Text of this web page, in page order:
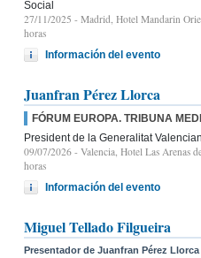
Social
27/11/2025 - Madrid, Hotel Mandarin
horas
Información del evento
Juanfran Pérez Llorca
FÓRUM EUROPA. TRIBUNA
President de la Generalitat
09/07/2026 - Valencia, Hotel Las Arenas
horas
Información del evento
Miguel Tellado Filgueira
Presentador de Juanfran Pérez Llorca